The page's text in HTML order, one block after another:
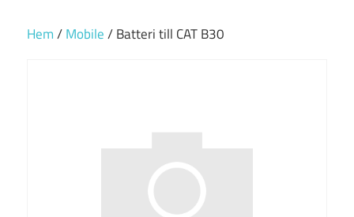
Hem/Mobile/ Batteri till CAT B30